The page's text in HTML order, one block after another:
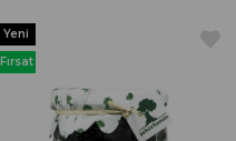
Yeni
Ürün
Fırsat